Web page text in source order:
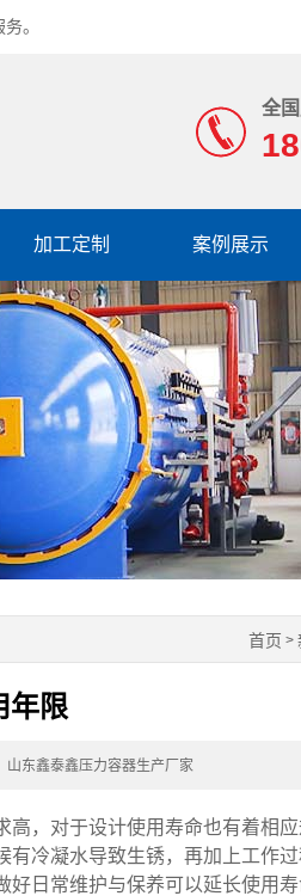
。
全国
加工定制 案例展示
首页 >
年限
山东鑫泰鑫压力容器生产厂家
，对于设计使用寿命也有着相应
冷凝水导致生锈，再加上工作
日常维护与保养可以延长使用